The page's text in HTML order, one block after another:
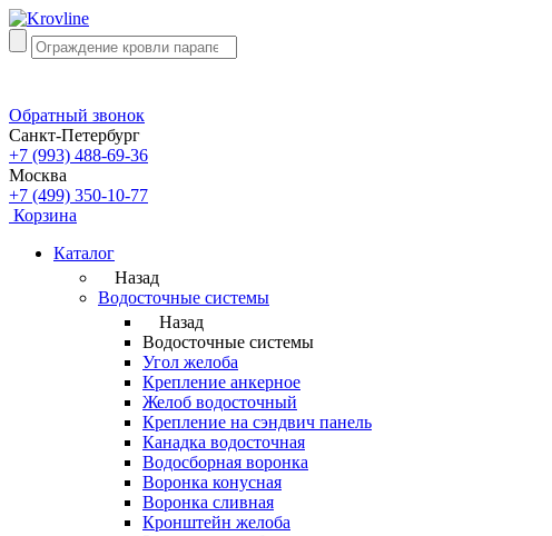
Обратный звонок
Санкт-Петербург
+7 (993) 488-69-36
Москва
+7 (499) 350-10-77
Корзина
Каталог
Назад
Водосточные системы
Назад
Водосточные системы
Угол желоба
Крепление анкерное
Желоб водосточный
Крепление на сэндвич панель
Канадка водосточная
Водосборная воронка
Воронка конусная
Воронка сливная
Кронштейн желоба